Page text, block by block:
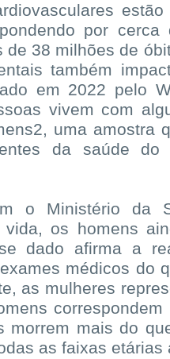
por
de 38 milhões de
também
em 2022 pelo
vivem com
uma amostra
da saúde
o Ministério da
vida, os homens
dado afirma a
médicos do
as mulheres
morrem mais do
as faixas etárias